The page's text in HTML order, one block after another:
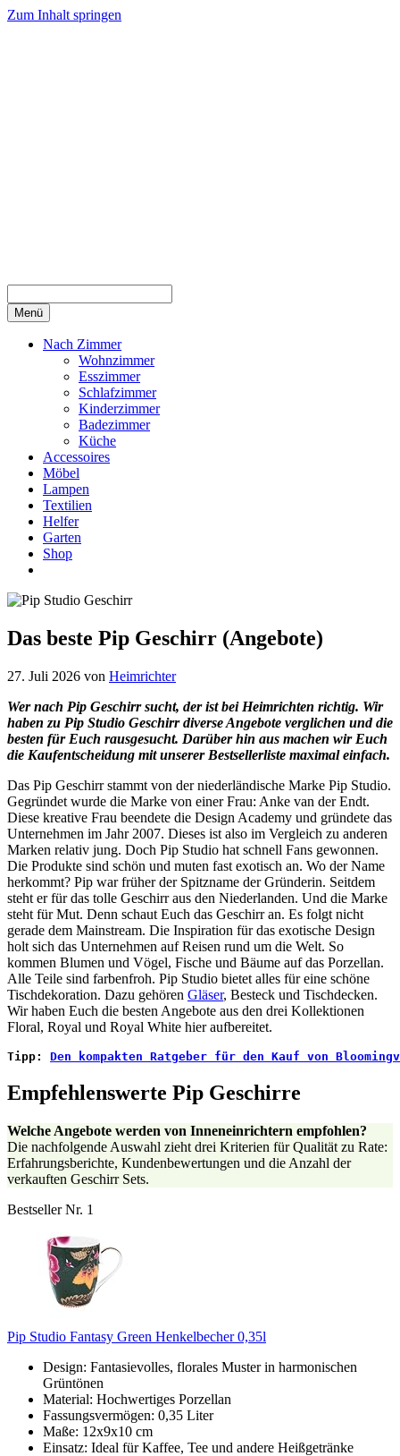
Zum Inhalt springen
Menü
Nach Zimmer
Wohnzimmer
Esszimmer
Schlafzimmer
Kinderzimmer
Badezimmer
Küche
Accessoires
Möbel
Lampen
Textilien
Helfer
Garten
Shop
Das beste Pip Geschirr (Angebote)
27. Juli 2026 von Heimrichter
Wer nach Pip Geschirr sucht, der ist bei Heimrichten richtig. Wir
haben zu Pip Studio Geschirr diverse Angebote verglichen und die
besten für Euch rausgesucht. Darüber hin aus machen wir Euch
die Kaufentscheidung mit unserer Bestsellerliste maximal einfach.
Das Pip Geschirr stammt von der niederländische Marke Pip Studio.
Gegründet wurde die Marke von einer Frau: Anke van der Endt.
Diese kreative Frau beendete die Design Academy und gründete das
Unternehmen im Jahr 2007. Dieses ist also im Vergleich zu anderen
Marken relativ jung. Doch Pip Studio hat schnell Fans gewonnen.
Die Produkte sind schön und muten fast exotisch an. Wo der Name
herkommt? Pip war früher der Spitzname der Gründerin. Seitdem
steht er für das tolle Geschirr aus den Niederlanden. Und die Marke
steht für Mut. Denn schaut Euch das Geschirr an. Es folgt nicht
gerade dem Mainstream. Die Inspiration für das exotische Design
holt sich das Unternehmen auf Reisen rund um die Welt. So
kommen Blumen und Vögel, Fische und Bäume auf das Porzellan.
Alle Teile sind farbenfroh. Pip Studio bietet alles für eine schöne
Tischdekoration. Dazu gehören Gläser, Besteck und Tischdecken.
Wir haben Euch die besten Angebote aus den drei Kollektionen
Floral, Royal und Royal White hier aufbereitet.
Tipp: Den kompakten Ratgeber für den Kauf von
Empfehlenswerte Pip Geschirre
Welche Angebote werden von Inneneinrichtern empfohlen?
Die nachfolgende Auswahl zieht drei Kriterien für Qualität zu Rate:
Erfahrungsberichte, Kundenbewertungen und die Anzahl der
verkauften Geschirr Sets.
Bestseller Nr. 1
Pip Studio Fantasy Green Henkelbecher 0,35l
Design: Fantasievolles, florales Muster in harmonischen
Grüntönen
Material: Hochwertiges Porzellan
Fassungsvermögen: 0,35 Liter
Maße: 12x9x10 cm
Einsatz: Ideal für Kaffee, Tee und andere Heißgetränke